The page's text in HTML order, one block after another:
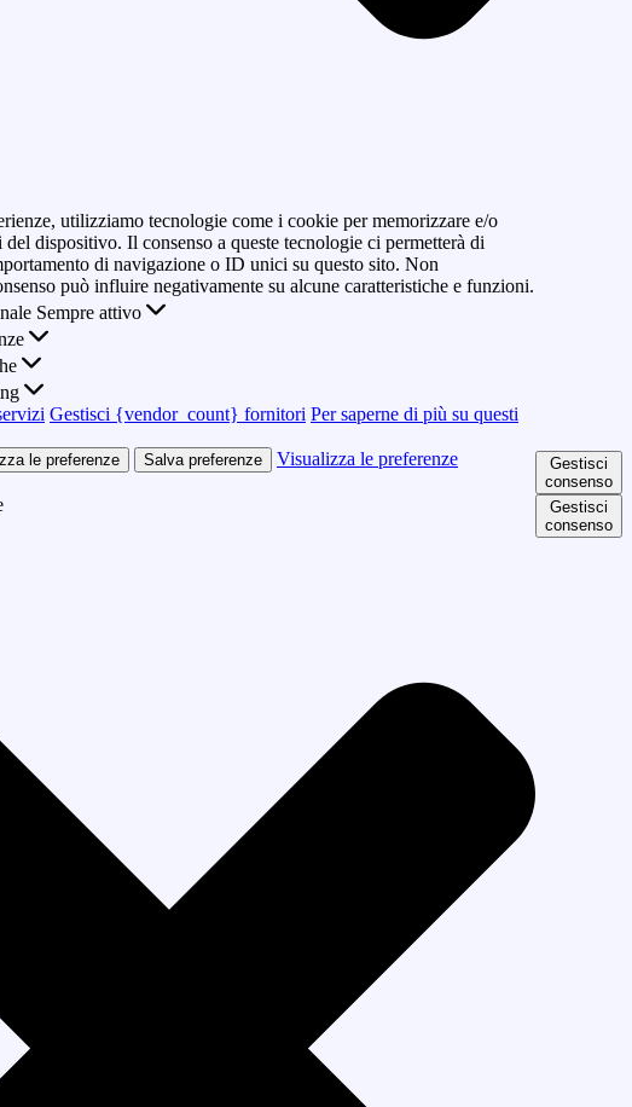
utilizziamo tecnologie come i cookie per memorizzare e/o
dispositivo. Il consenso a queste tecnologie ci permetterà di
di navigazione o ID unici su questo sito. Non
può influire negativamente su alcune caratteristiche e funzioni.
Sempre attivo
Gestisci {vendor_count} fornitori Per saperne di più su questi
le preferenze Salva preferenze
Visualizza le preferenze
Gestisci
consenso
Gestisci
consenso